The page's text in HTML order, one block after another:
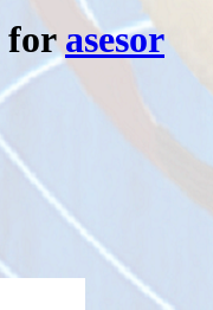
forasesor